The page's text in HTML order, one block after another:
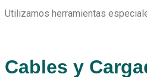
Utilizamos herramientas
Cables y